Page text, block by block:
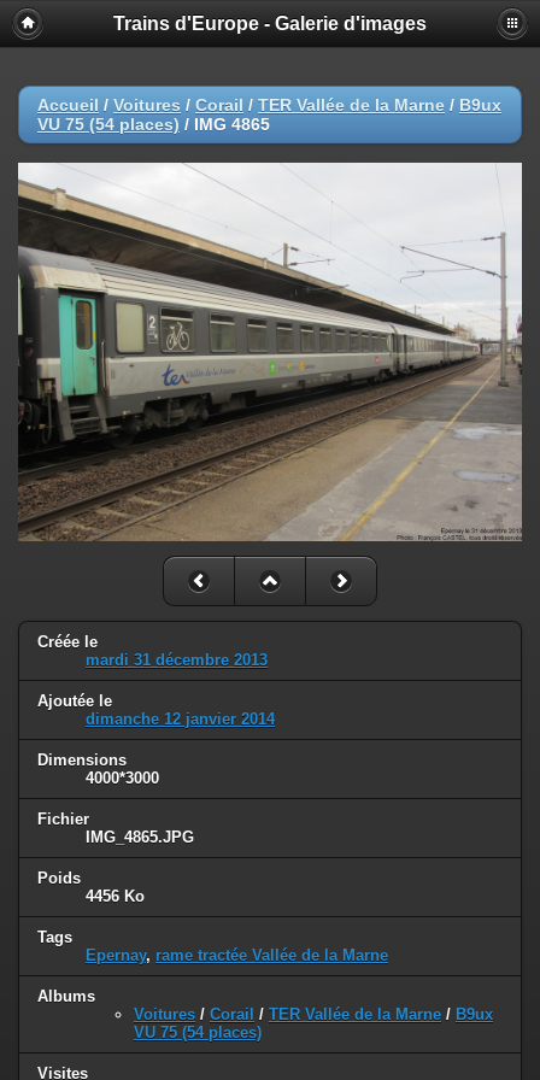
Trains d'Europe - Galerie d'images
Accueil / Voitures / Corail / TER Vallée de la Marne / B9ux
VU 75 (54 places) / IMG 4865
Créée le
mardi 31 décembre 2013
Ajoutée le
dimanche 12 janvier 2014
Dimensions
4000*3000
Fichier
IMG_4865.JPG
Poids
4456 Ko
Tags
Epernay, rame tractée Vallée de la Marne
Albums
Voitures / Corail / TER Vallée de la Marne / B9ux
VU 75 (54 places)
Visites